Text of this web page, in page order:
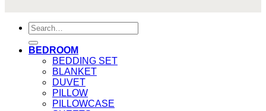
Search
for:
BEDROOM
BEDDING SET
BLANKET
DUVET
PILLOW
PILLOWCASE